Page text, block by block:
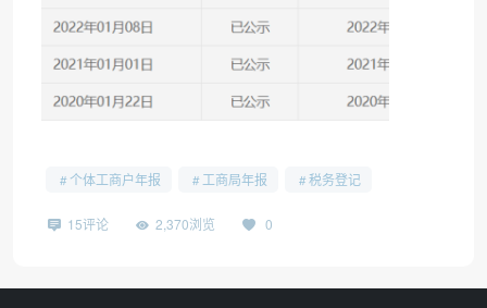
个体工商户年报 工商局年报 税务登记
15评论 2,370浏览 0